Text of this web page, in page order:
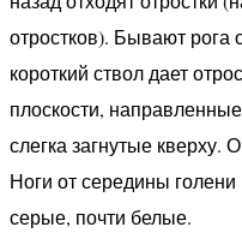
отростков). Бывают рога
короткий ствол дает
плоскости,
слегка загнутые кверху.
Ноги от середины
серые, почти белые.